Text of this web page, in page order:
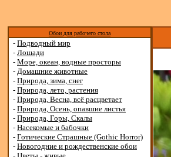
Обои для рабочего стола
- Подводный мир
- Лошади
- Море, океан, водные просторы
- Домашние животные
- Природа, зима, снег
- Природа, лето, растения
- Природа, Весна, всё расцветает
- Природа, Осень, опавшие листья
- Природа, Горы, Скалы
- Насекомые и бабочки
- Готические Страшные (Gothic Horror)
- Новогодние и рождественские обои